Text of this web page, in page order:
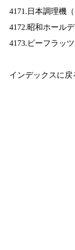
4171.日本調理機（
4172.昭和ホール
4173.ビーフラッ
インデックスに戻